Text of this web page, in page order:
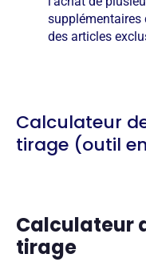
supplémentaires
des articles
Calculateur
tirage (outil
Calculateur
tirage